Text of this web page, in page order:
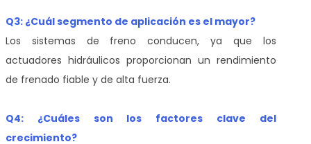
Q3: ¿Cuál segmento de aplicación es el mayor?
Los sistemas de freno conducen, ya que los
actuadores hidráulicos proporcionan un rendimiento
de frenado fiable y de alta fuerza.
Q4: ¿Cuáles son los factores clave del
crecimiento?